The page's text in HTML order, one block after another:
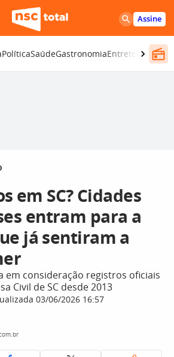
Assine
PolíticaSaúdeGastronomiaEntretenimento
em SC? Cidades
entram para a
já sentiram a
em consideração registros oficiais
Civil de SC desde 2013
03/06/2026 16:57